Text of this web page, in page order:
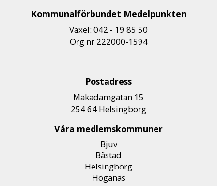
Kommunalförbundet Medelpunkten
Växel: 042 - 19 85 50
Org nr 222000-1594
Postadress
Makadamgatan 15
254 64 Helsingborg
Våra medlemskommuner
Bjuv
Båstad
Helsingborg
Höganäs